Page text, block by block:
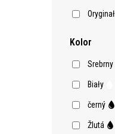
Oryginał
Kolor
Srebrny
Biały
černý
Žlutá